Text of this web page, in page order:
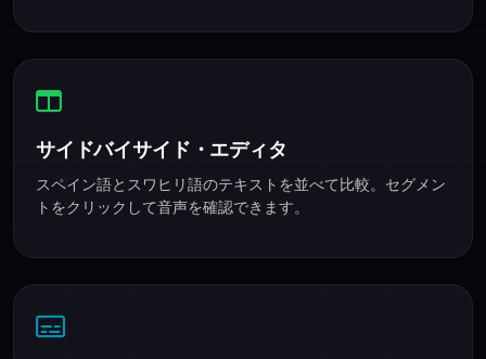
サイドバイサイド・エディタ
スペイン語とスワヒリ語のテキストを並べて比較。セグメン
トをクリックして音声を確認できます。